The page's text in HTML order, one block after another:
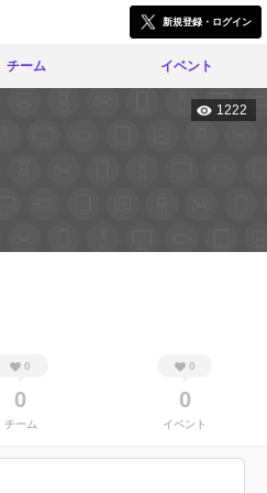
新規登録・ログイン
チーム イベント
1222
0
0
チーム
0
0
イベント